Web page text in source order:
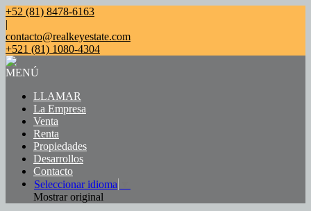
+52 (81) 8478-6163
|
contacto@realkeyestate.com
+521 (81) 1080-4304
MENÚ
LLAMAR
La Empresa
Venta
Renta
Propiedades
Desarrollos
Contacto
Seleccionar idioma
Mostrar original